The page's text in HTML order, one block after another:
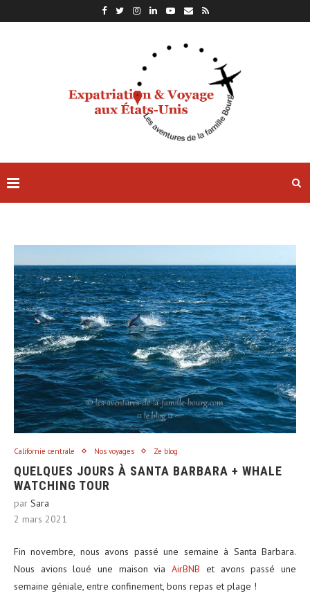
Californie centrale Nos voyages Ze blog
QUELQUES JOURS À SANTA BARBARA + WHALE
WATCHING TOUR
par Sara
2 mars 2021
Fin novembre, nous avons passé une semaine à Santa Barbara.
Nous avions loué une maison viaAirBNB et avons passé une
semaine géniale, entre confinement, bons repas et plage !